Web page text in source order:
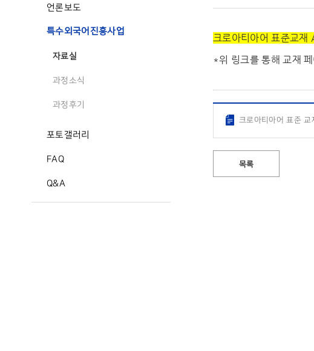
언론보도
특수외국어진흥사업
자료실
과정소식
과정후기
포토갤러리
FAQ
Q&A
크로아티아어 표준교재
*위 링크를 통해 교재
크로아티아어 표준
목록